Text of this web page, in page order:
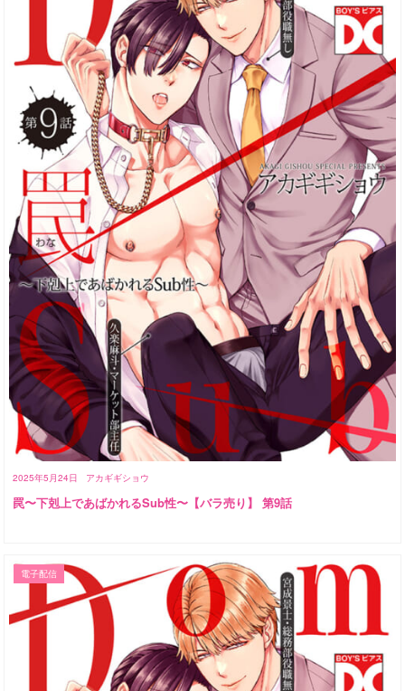
2025年5月24日 アカギギショウ
罠〜下剋上であばかれるSub性〜【バラ売り】 第9話
電子配信